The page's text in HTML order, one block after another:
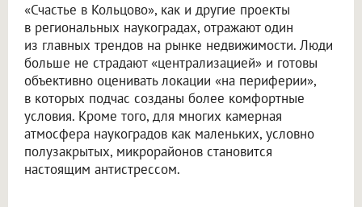
«Счастье в Кольцово», как и другие проекты
в региональных наукоградах, отражают один
из главных трендов на рынке недвижимости. Люди
больше не страдают «централизацией» и готовы
объективно оценивать локации «на периферии»,
в которых подчас созданы более комфортные
условия. Кроме того, для многих камерная
атмосфера наукоградов как маленьких, условно
полузакрытых, микрорайонов становится
настоящим антистрессом.